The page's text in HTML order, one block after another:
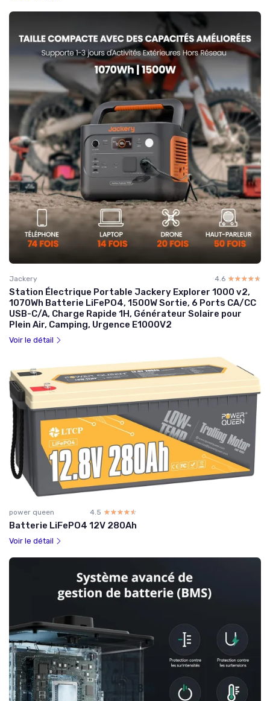
Jackery 4.6 ☆☆☆☆☆
★★★★★
Station Électrique Portable Jackery Explorer 1000 v2,
1070Wh Batterie LiFePO4, 1500W Sortie, 6 Ports CA/CC
USB-C/A, Charge Rapide 1H, Générateur Solaire pour
Plein Air, Camping, Urgence E1000V2
Voir le détail
power queen 4.5 ☆☆☆☆☆
★★★★★
Batterie LiFePO4 12V 280Ah
Voir le détail